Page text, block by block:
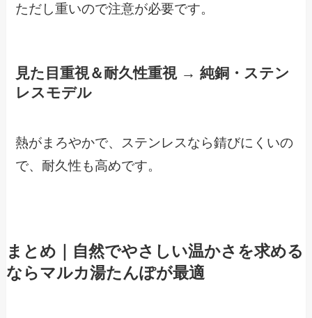
ただし重いので注意が必要です。
見た目重視＆耐久性重視 → 純銅・ステン
レスモデル
熱がまろやかで、ステンレスなら錆びにくいの
で、耐久性も高めです。
まとめ｜自然でやさしい温かさを求める
ならマルカ湯たんぽが最適